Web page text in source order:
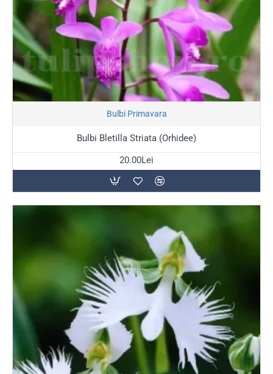
Bulbi Primavara
Bulbi Bletilla Striata (Orhidee)
20.00Lei